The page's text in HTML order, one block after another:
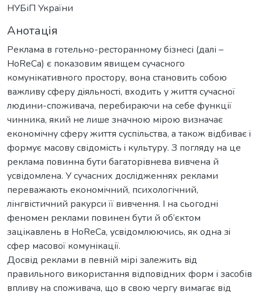
НУБіП України
Анотація
Реклама в готельно-ресторанному бізнесі (далі –
HoReCa) є показовим явищем сучасного
комунікативного простору, вона становить собою
важливу сферу дiяльностi, входить у життя сучасної
людини-споживача, перебираючи на себе функції
чинника, який не лише значною мірою визначає
економічну сферу життя суспільства, а також відбиває i
формує масову свідомість i культуру. З погляду на це
реклама повинна бути багаторівнева вивчена й
усвідомлена. У сучасних дослідженнях реклами
переважають економічний, психологічний,
лінгвістичний ракурси її вивчення. І на сьогодні
феномен реклами повинен бути й об’єктом
зацікавлень в HoReCa, усвідомлюючись, як одна зi
сфер масової комунікації.
Досвід реклами в певній мірі залежить вiд
правильного використання відповідних форм і засобів
впливу на споживaчa, що в свою чергу вимaгaє від